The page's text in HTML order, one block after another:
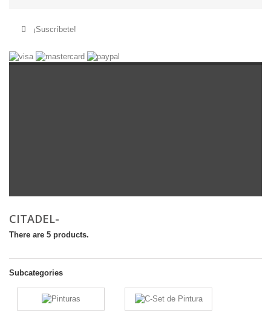
¡Suscríbete!
CITADEL-
There are 5 products.
Subcategories